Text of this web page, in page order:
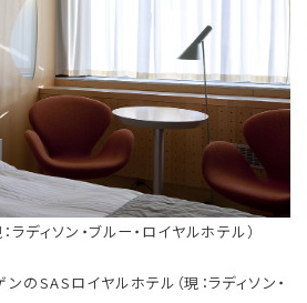
ディソン・ブルー・ロイヤルホテル）
のSASロイヤルホテル（現：ラディソン・